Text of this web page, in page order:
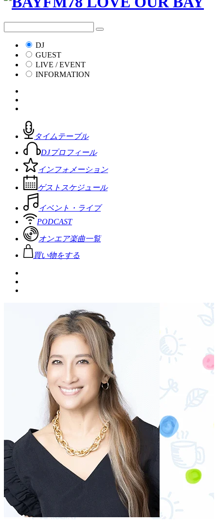
DJ
GUEST
LIVE / EVENT
INFORMATION
タイムテーブル
DJプロフィール
インフォメーション
ゲストスケジュール
イベント・ライブ
PODCAST
オンエア楽曲一覧
買い物をする